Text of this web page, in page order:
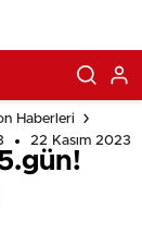
Haberleri
22 Kasım 2023